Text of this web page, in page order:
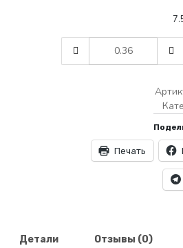
60X60
quantity
Печать
Детали Отзывы (0)